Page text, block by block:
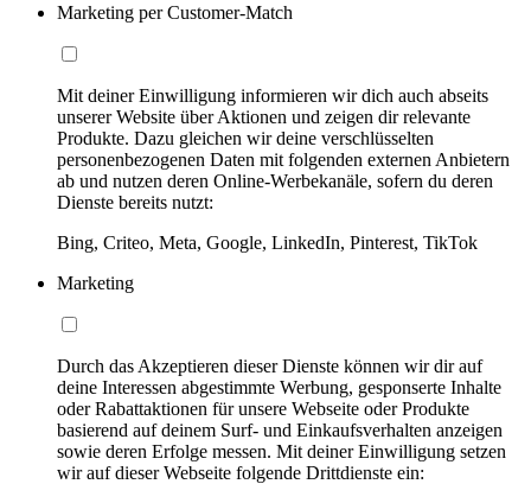
Marketing per Customer-Match
Mit deiner Einwilligung informieren wir dich auch abseits
unserer Website über Aktionen und zeigen dir relevante
Produkte. Dazu gleichen wir deine verschlüsselten
personenbezogenen Daten mit folgenden externen Anbietern
ab und nutzen deren Online-Werbekanäle, sofern du deren
Dienste bereits nutzt:
Bing, Criteo, Meta, Google, LinkedIn, Pinterest, TikTok
Marketing
Durch das Akzeptieren dieser Dienste können wir dir auf
deine Interessen abgestimmte Werbung, gesponserte Inhalte
oder Rabattaktionen für unsere Webseite oder Produkte
basierend auf deinem Surf- und Einkaufsverhalten anzeigen
sowie deren Erfolge messen. Mit deiner Einwilligung setzen
wir auf dieser Webseite folgende Drittdienste ein: